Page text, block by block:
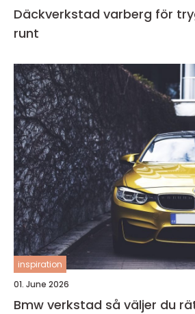
Däckverkstad varberg för
runt
inspiration
01. June 2026
Bmw verkstad så väljer du rätt partner för